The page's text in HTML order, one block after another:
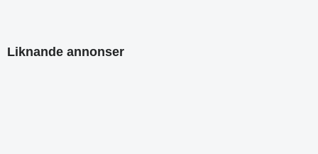
Liknande annonser